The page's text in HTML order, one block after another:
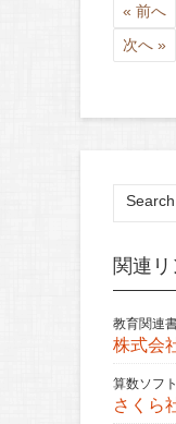
« 前へ
次へ »
関連リ
教育関連
株式会
算数ソフ
さくら